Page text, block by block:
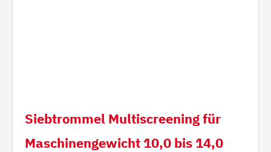
Siebtrommel Multiscreening für
Maschinengewicht 10,0 bis 14,0